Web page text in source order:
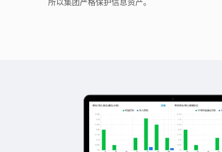
所以集团严格保护信息资产。